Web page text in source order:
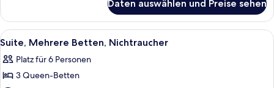
anzeigen
Suite,
1 King-
Bett,
Daten auswählen und Preise sehen
Alle
Fotos
für
Suite,
Ein Hotelzimmer mit drei Betten,
7
Suite, Mehrere Betten, Nichtraucher
Platz für 6 Personen
3 Queen-Betten